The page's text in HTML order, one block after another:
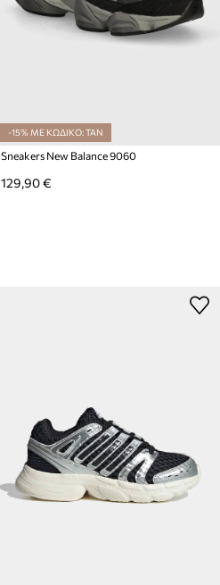
-15% ΜΕ ΚΩΔΙΚΟ: TAN
Sneakers New Balance 9060
129,90 €